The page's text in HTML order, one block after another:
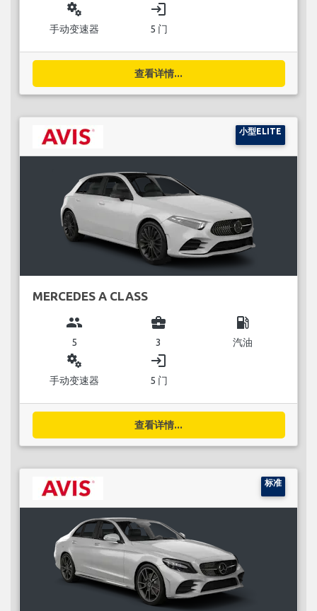
miscellaneous_services
手动变速器
login
5 门
查看详情...
小型ELITE
MERCEDES A CLASS
group
5
business_center
3
local_gas_station
汽油
miscellaneous_services
手动变速器
login
5 门
查看详情...
标准